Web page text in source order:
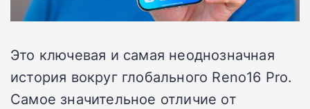
Это ключевая и самая неоднозначная
история вокруг глобального Reno16 Pro.
Самое значительное отличие от